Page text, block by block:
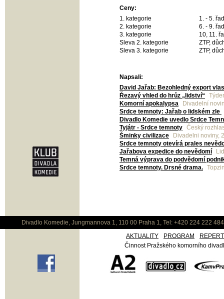
Ceny:
1. kategorie
1. - 5.
2. kategorie
6. - 9.
3. kategorie
10, 11.
Sleva 2. kategorie
ZTP,
Sleva 3. kategorie
ZTP,
Napsali:
David Jařab: Bezohledný export
Řezavý vhled do hrůz „lidství“
Komorní apokalypsa
Divadelní
Srdce temnoty: Jařab o lidském zle
Divadlo Komedie uvedlo Srdce
Tyjátr - Srdce temnoty Český
Šminky civilizace
Divadelni noviny,
Srdce temnoty otevírá prales
Jařabova expedice do nevědomí
Temná výprava do podvědomí
Srdce temnoty. Drsné drama.
Divadlo Komedie, Jungmannova 1, 110 00 Praha 1, Tel: +420 224 222
AKTUALITY
PROGRAM
Činnost Pražského komorního